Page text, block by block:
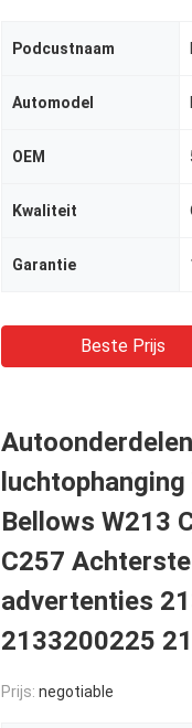
Podcustnaam
Automodel
OEM
Kwaliteit
Garantie
Beste Prijs
Bellows W213
C257
advertenties
2133200225
Prijs: negotiable